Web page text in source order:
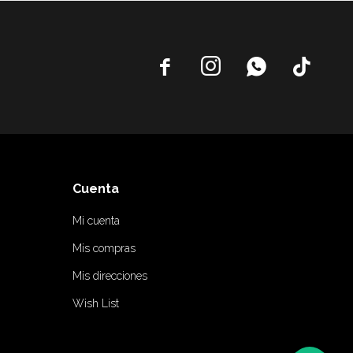
   
Cuenta
Mi cuenta
Mis compras
Mis direcciones
Wish List